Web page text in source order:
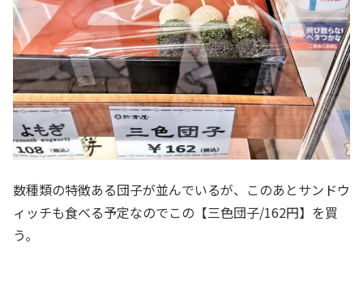
数種類の特徴ある団子が並んでいるが、このあとサンドウ
ィッチも食べる予定なのでこの【三色団子/162円】を買
う。